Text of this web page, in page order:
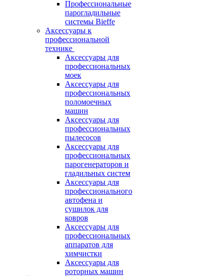
Профессиональные
парогладильные
системы Bieffe
Аксессуары к
профессиональной
технике
Аксессуары для
профессиональных
моек
Аксессуары для
профессиональных
поломоечных
машин
Аксессуары для
профессиональных
пылесосов
Аксессуары для
профессиональных
парогенераторов и
гладильных систем
Аксессуары для
профессионального
автофена и
сушилок для
ковров
Аксессуары для
профессиональных
аппаратов для
химчистки
Аксессуары для
роторных машин